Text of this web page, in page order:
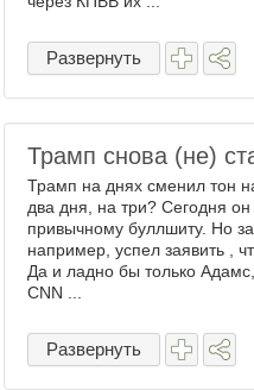
Развернуть
Трамп снова (не)
Трамп на днях сменил тон
два дня, на три? Сегодня
привычному буллшиту. Но
например, успел заявить ,
Да и ладно бы только
CNN ...
Развернуть